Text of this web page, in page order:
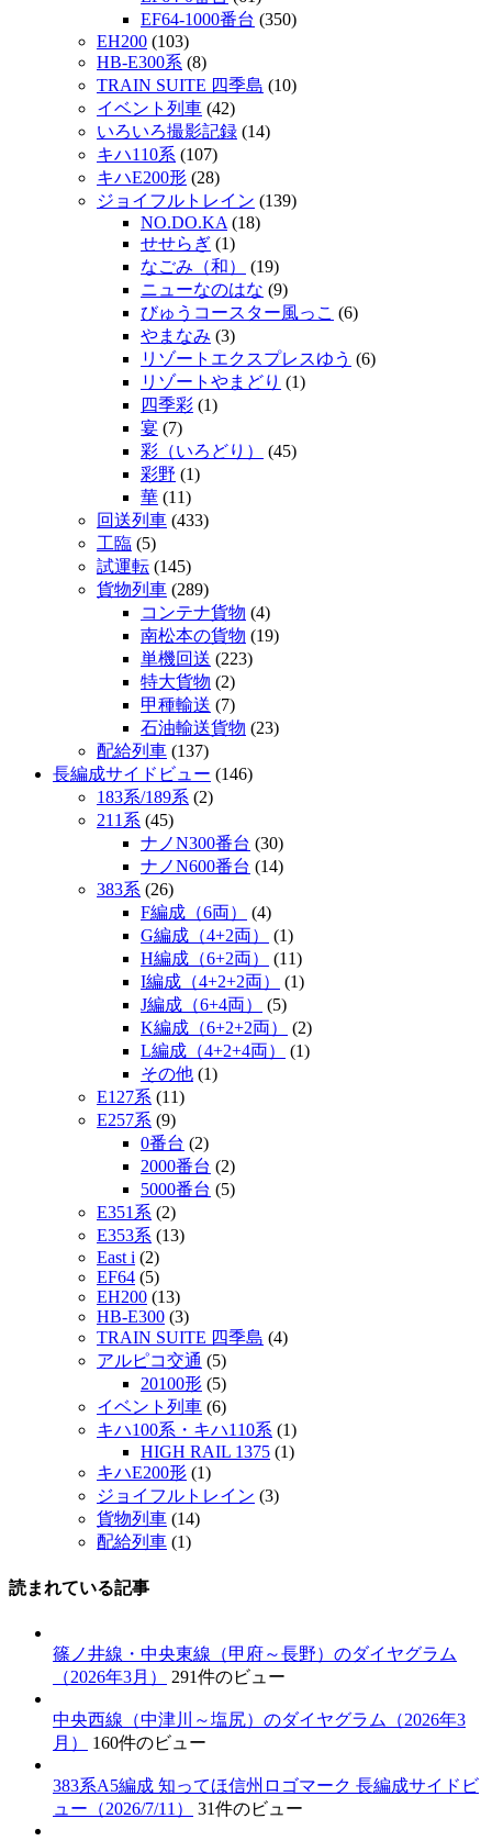
EF64-1000番台 (350)
EH200 (103)
HB-E300系 (8)
TRAIN SUITE 四季島 (10)
イベント列車 (42)
いろいろ撮影記録 (14)
キハ110系 (107)
キハE200形 (28)
ジョイフルトレイン (139)
NO.DO.KA (18)
せせらぎ (1)
なごみ（和）
(19)
ニューなのはな (9)
びゅうコースター風っこ (6)
やまなみ (3)
リゾートエクスプレスゆう (6)
リゾートやまどり (1)
四季彩 (1)
宴 (7)
彩（いろどり）
(45)
彩野 (1)
華 (11)
回送列車 (433)
工臨 (5)
試運転 (145)
貨物列車 (289)
コンテナ貨物 (4)
南松本の貨物 (19)
単機回送 (223)
特大貨物 (2)
甲種輸送 (7)
石油輸送貨物 (23)
配給列車 (137)
長編成サイドビュー (146)
183系/189系 (2)
211系 (45)
ナノN300番台 (30)
ナノN600番台 (14)
383系 (26)
F編成（6両）
(4)
G編成（4+2両）
(1)
H編成（6+2両）
(11)
I編成（4+2+2両）
(1)
J編成（6+4両）
(5)
K編成（6+2+2両）
(2)
L編成（4+2+4両）
(1)
その他 (1)
E127系 (11)
E257系 (9)
0番台 (2)
2000番台 (2)
5000番台 (5)
E351系 (2)
E353系 (13)
East i (2)
EF64 (5)
EH200 (13)
HB-E300 (3)
TRAIN SUITE 四季島 (4)
アルピコ交通 (5)
20100形 (5)
イベント列車 (6)
キハ100系・キハ110系 (1)
HIGH RAIL 1375 (1)
キハE200形 (1)
ジョイフルトレイン (3)
貨物列車 (14)
配給列車 (1)
読まれている記事
篠ノ井線・中央東線（甲府～長野）のダイヤグラム
（2026年3月）
291件のビュー
中央西線（中津川～塩尻）のダイヤグラム（2026年3
月）
160件のビュー
383系A5編成 知ってほ信州ロゴマーク 長編成サイドビ
ュー（2026/7/11）
31件のビュー